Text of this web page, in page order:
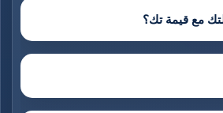
مع قيمة تك؟